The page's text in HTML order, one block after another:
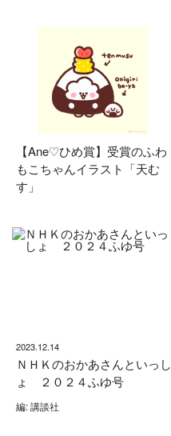
【Ane♡ひめ賞】受賞のふわ
もこちゃんイラスト「天む
す」
2023.12.14
ＮＨＫのおかあさんといっし
ょ ２０２４ふゆ号
編: 講談社